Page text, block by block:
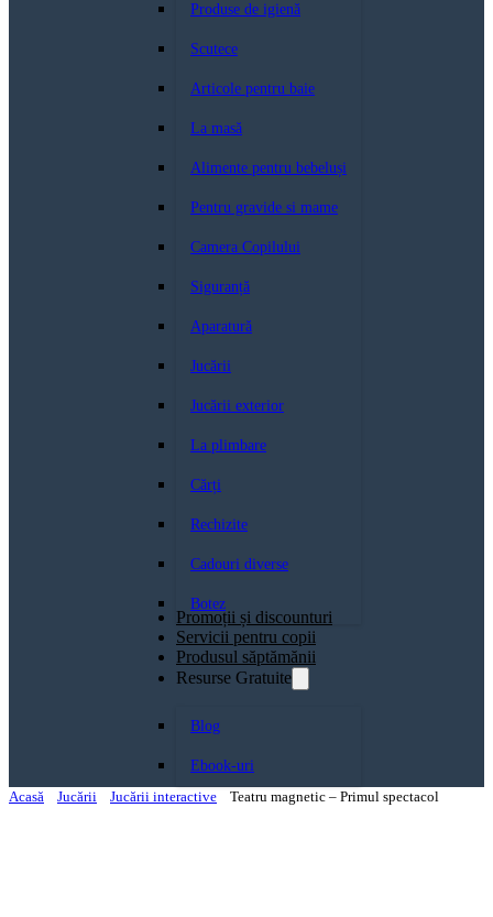
Produse de igienă
Scutece
Articole pentru baie
La masă
Alimente pentru bebeluși
Pentru gravide si mame
Camera Copilului
Siguranță
Aparatură
Jucării
Jucării exterior
La plimbare
Cărți
Rechizite
Cadouri diverse
Botez
Promoții și discounturi
Servicii pentru copii
Produsul săptămănii
Resurse Gratuite
Blog
Ebook-uri
Acasă
Jucării Jucării interactive Teatru magnetic – Primul spectacol